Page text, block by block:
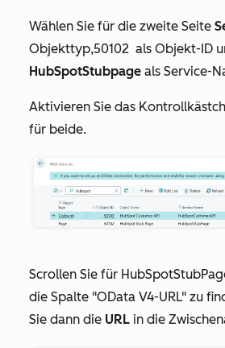
Wählen Sie für die zweite Seite
Objekttyp,50102 als Objekt-ID
HubSpotStubpage als Service-
Aktivieren Sie das
für beide.
Scrollen Sie für
die Spalte "OData V4-URL" zu
Sie dann die URL in die